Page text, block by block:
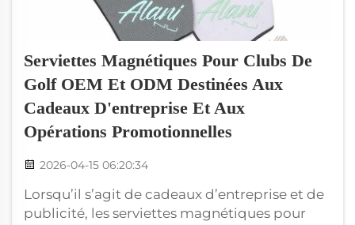
Serviettes Magnétiques Pour Clubs De
Golf OEM Et ODM Destinées Aux
Cadeaux D'entreprise Et Aux
Opérations Promotionnelles
2026-04-15 06:20:34
Lorsqu’il s’agit de cadeaux d’entreprise et de
publicité, les serviettes magnétiques pour